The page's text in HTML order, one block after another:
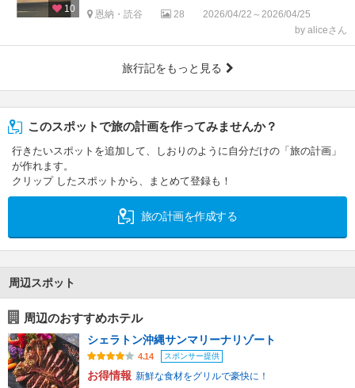
10 恩納・読谷 28
2026/04/22～2026/04/25
by aliceさん
旅行記をもっと見る
このスポットで旅の計画を作ってみませんか？
行きたいスポットを追加して、しおりのように自分だけの「旅の計画」
が作れます。
クリップ したスポットから、まとめて登録も！
旅の計画を作成する
周辺スポット
周辺のおすすめホテル
シェラトン沖縄サンマリーナリゾート
4.14 スポンサー提供
お得情報 新鮮な食材をグリルで豪快に！